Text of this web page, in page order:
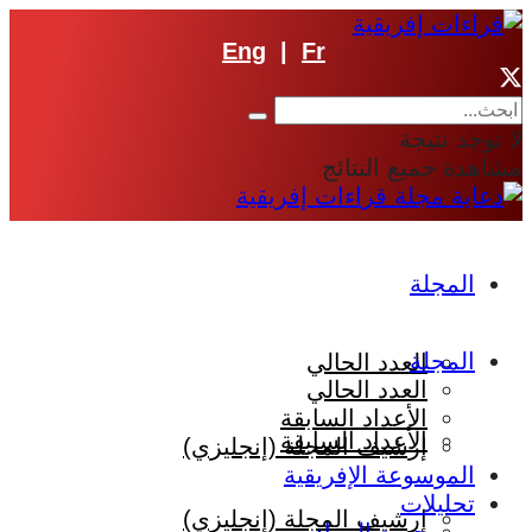
Eng Fr
لا توجد نتيجة
مشاهدة جميع النتائج
المجلة
العدد الحالي
الأعداد السابقة
إرشيف المجلة (إنجليزي)
المجلة
العدد الحالي
الأعداد السابقة
إرشيف المجلة (إنجليزي)
الموسوعة الإفريقية
تحليلات